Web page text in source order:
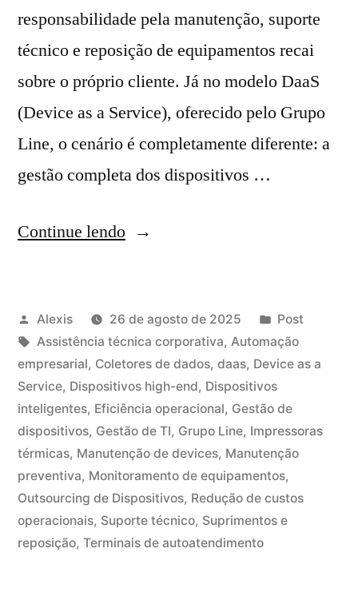
responsabilidade pela manutenção, suporte
técnico e reposição de equipamentos recai
sobre o próprio cliente. Já no modelo DaaS
(Device as a Service), oferecido pelo Grupo
Line, o cenário é completamente diferente: a
gestão completa dos dispositivos …
Continue lendo
Alexis 26 de agosto de 2025
Post
Assistência técnica corporativa, Automação
empresarial, Coletores de dados, daas, Device as a
Service, Dispositivos high-end, Dispositivos
inteligentes, Eficiência operacional, Gestão de
dispositivos, Gestão de TI, Grupo Line, Impressoras
térmicas, Manutenção de devices, Manutenção
preventiva, Monitoramento de equipamentos,
Outsourcing de Dispositivos, Redução de custos
operacionais, Suporte técnico, Suprimentos e
reposição, Terminais de autoatendimento